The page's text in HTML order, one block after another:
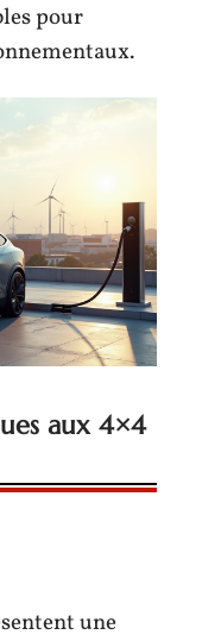
pour
aux 4×4
une